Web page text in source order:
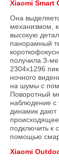
Xiaomi Smart
Она
механизмом,
высокую
панорамный
получила 3-
2304х1296
ночного
на шумы с
Поворотный
наблюдение с
динамик дают
подключить к
помощью
Xiaomi